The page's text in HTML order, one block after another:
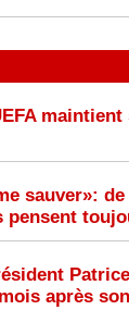
sauver»:
pensent
après